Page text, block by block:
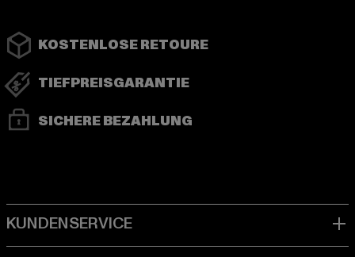
KOSTENLOSE RETOURE
TIEFPREISGARANTIE
SICHERE BEZAHLUNG